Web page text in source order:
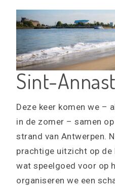
Sint-
Deze keer komen we –
in de zomer – samen op
strand van Antwerpen.
prachtige uitzicht op de
wat speelgoed voor op
organiseren we een